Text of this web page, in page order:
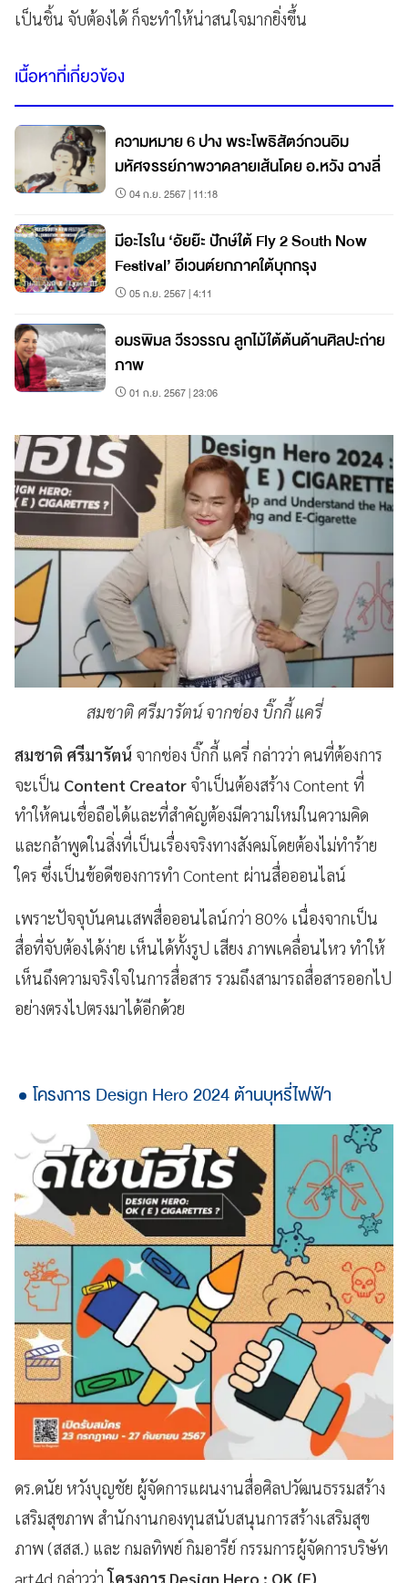
เป็นชิ้น จับต้องได้ ก็จะทำให้น่าสนใจมากยิ่งขึ้น
เนื้อหาที่เกี่ยวข้อง
ความหมาย 6 ปาง พระโพธิสัตว์กวนอิม
มหัศจรรย์ภาพวาดลายเส้นโดย อ.หวัง ฉางลี่
04 ก.ย. 2567 | 11:18
มีอะไรใน ‘อัยย๊ะ ปักษ์ใต้ Fly 2 South Now
Festival’ อีเวนต์ยกภาคใต้บุกกรุง
05 ก.ย. 2567 | 4:11
อมรพิมล วีรวรรณ ลูกไม้ใต้ต้นด้านศิลปะถ่าย
ภาพ
01 ก.ย. 2567 | 23:06
สมชาติ ศรีมารัตน์ จากช่อง บิ๊กกี้ แครี่
สมชาติ ศรีมารัตน์ จากช่อง บิ๊กกี้ แครี่ กล่าวว่า คนที่ต้องการ
จะเป็น Content Creator จำเป็นต้องสร้าง Content ที่
ทำให้คนเชื่อถือได้และที่สำคัญต้องมีความใหม่ในความคิด
และกล้าพูดในสิ่งที่เป็นเรื่องจริงทางสังคมโดยต้องไม่ทำร้าย
ใคร ซึ่งเป็นข้อดีของการทำ Content ผ่านสื่อออนไลน์
เพราะปัจจุบันคนเสพสื่อออนไลน์กว่า 80% เนื่องจากเป็น
สื่อที่จับต้องได้ง่าย เห็นได้ทั้งรูป เสียง ภาพเคลื่อนไหว ทำให้
เห็นถึงความจริงใจในการสื่อสาร รวมถึงสามารถสื่อสารออกไป
อย่างตรงไปตรงมาได้อีกด้วย
โครงการ Design Hero 2024 ต้านบุหรี่ไฟฟ้า
ดร.ดนัย หวังบุญชัย ผู้จัดการแผนงานสื่อศิลปวัฒนธรรมสร้าง
เสริมสุขภาพ สำนักงานกองทุนสนับสนุนการสร้างเสริมสุข
ภาพ (สสส.) และ กมลทิพย์ กิมอารีย์ กรรมการผู้จัดการบริษัท
art4d กล่าวว่าโครงการ Design Hero : OK (E)